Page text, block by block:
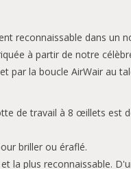
reconnaissable dans un
à partir de notre
par la boucle AirWair au
de travail à 8 œillets est
briller ou éraflé.
la plus reconnaissable.